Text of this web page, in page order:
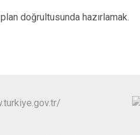
doğrultusunda hazırlamak.